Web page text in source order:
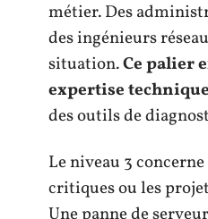
métier. Des
des ingénieurs
situation.Ce palier
expertise
des outils de
Le niveau 3
critiques ou les
Une panne de